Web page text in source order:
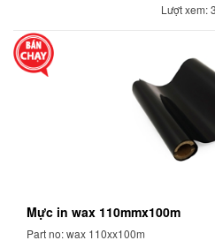
Lượt xem:
Mực in wax 110mmx100m
Part no: wax 110xx100m